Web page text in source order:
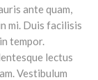
ante quam,
mi. Duis facilisis
tempor.
lectus
Vestibulum